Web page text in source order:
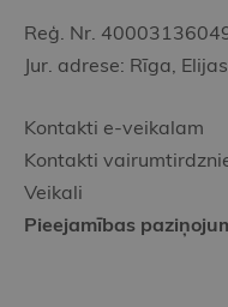
Reģ. Nr.
Jur. adrese: Rīga,
Kontakti e-veikalam
Kontakti
Veikali
Pieejamības